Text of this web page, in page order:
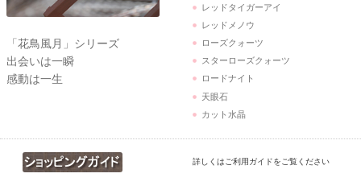
「花鳥風月」シリーズ
出会いは一瞬
感動は一生
レッドタイガーアイ
レッドメノウ
ローズクォーツ
スターローズクォーツ
ロードナイト
天眼石
カット水晶
詳しくはご利用ガイドをご覧ください